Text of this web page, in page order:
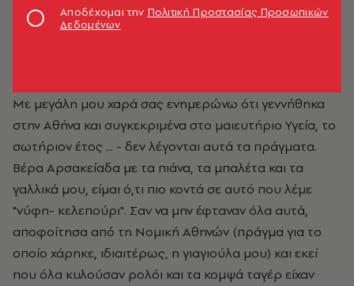
Με μεγάλη μου χαρά σας ενημερώνω ότι γεννήθηκα
στην Αθήνα και συγκεκριμένα στο μαιευτήριο Υγεία, το
σωτήριον έτος ... - δεν λέγονται αυτά τα πράγματα.
Βέρα Αρσακείαδα με τα πιάνα, τα μπαλέτα και τα
γαλλικά μου, είμαι ό,τι πιο κοντά σε αυτό που λέμε
"νύφη- κελεπούρι". Σαν να μην έφταναν όλα αυτά,
αποφοίτησα από τη Νομική Αθηνών (πράγμα για το
οποίο χάρηκε, ιδιαιτέρως, η γιαγιούλα μου) και εκεί
που όλα κυλούσαν ρολόι και τα κομψά ταγέρ είχαν
Αποδέχομαι την Πολιτική Προστασίας Προσωπικών
Δεδομένων